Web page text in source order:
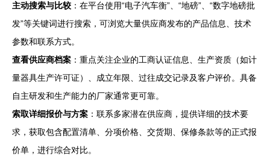
主动搜索与比较 ：在平台使用“电子汽车衡”、“地磅”、“数字地磅批
发”等关键词进行搜索，可浏览大量供应商发布的产品信息、技术
参数和联系方式。
查看供应商档案 ：重点关注企业的工商认证信息、生产资质（如计
量器具生产许可证）、成立年限、过往成交记录及客户评价。具备
自主研发和生产能力的厂家通常更可靠。
索取详细报价与方案 ：联系多家潜在供应商，提供详细的技术要
求，获取包含配置清单、分项价格、交货期、保修条款等的正式报
价单，进行综合对比。